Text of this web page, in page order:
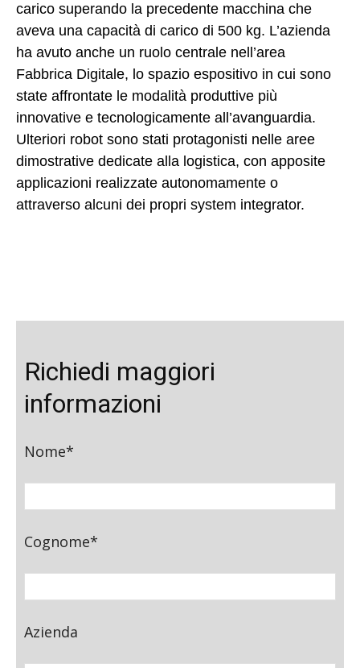
carico superando la precedente macchina che
aveva una capacità di carico di 500 kg. L’azienda
ha avuto anche un ruolo centrale nell’area
Fabbrica Digitale, lo spazio espositivo in cui sono
state affrontate le modalità produttive più
innovative e tecnologicamente all’avanguardia.
Ulteriori robot sono stati protagonisti nelle aree
dimostrative dedicate alla logistica, con apposite
applicazioni realizzate autonomamente o
attraverso alcuni dei propri system integrator.
Richiedi maggiori
informazioni
Nome*
Cognome*
Azienda